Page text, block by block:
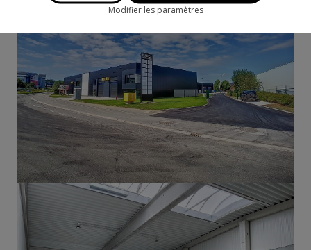
Modifier les paramètres